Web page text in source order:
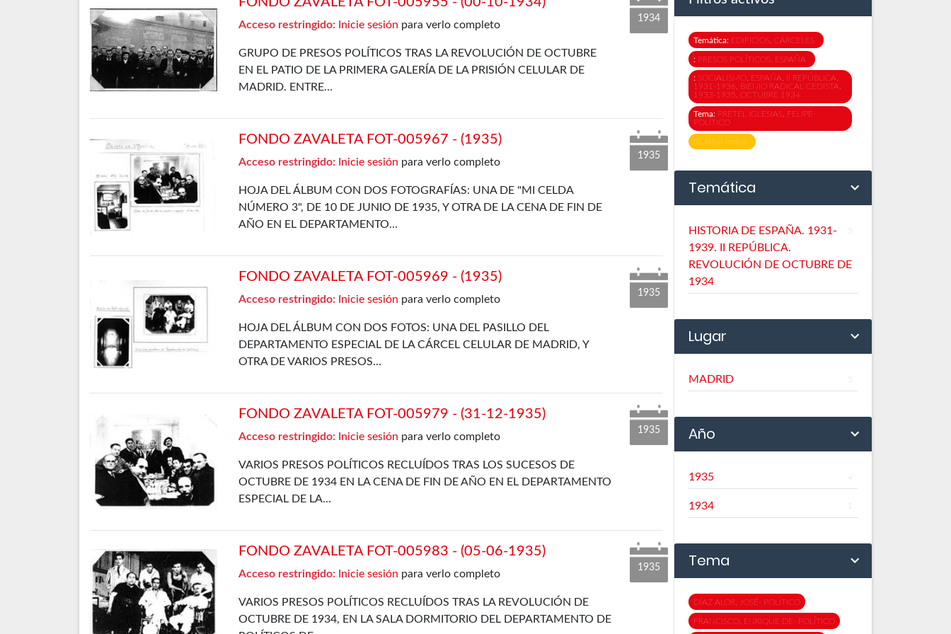
Acceso restringido: Inicie sesión para verlo completo
GRUPO DE PRESOS POLÍTICOS TRAS LA REVOLUCIÓN DE OCTUBRE
EN EL PATIO DE LA PRIMERA GALERÍA DE LA PRISIÓN CELULAR DE
MADRID. ENTRE…
1934
FONDO ZAVALETA FOT-005967 - (1935)
Acceso restringido: Inicie sesión para verlo completo
HOJA DEL ÁLBUM CON DOS FOTOGRAFÍAS: UNA DE "MI CELDA
NÚMERO 3", DE 10 DE JUNIO DE 1935, Y OTRA DE LA CENA DE FIN DE
AÑO EN EL DEPARTAMENTO…
1935
FONDO ZAVALETA FOT-005969 - (1935)
Acceso restringido: Inicie sesión para verlo completo
HOJA DEL ÁLBUM CON DOS FOTOS: UNA DEL PASILLO DEL
DEPARTAMENTO ESPECIAL DE LA CÁRCEL CELULAR DE MADRID, Y
OTRA DE VARIOS PRESOS…
1935
FONDO ZAVALETA FOT-005979 - (31-12-1935)
Acceso restringido: Inicie sesión para verlo completo
VARIOS PRESOS POLÍTICOS RECLUÍDOS TRAS LOS SUCESOS DE
OCTUBRE DE 1934 EN LA CENA DE FIN DE AÑO EN EL DEPARTAMENTO
ESPECIAL DE LA…
1935
FONDO ZAVALETA FOT-005983 - (05-06-1935)
Acceso restringido: Inicie sesión para verlo completo
VARIOS PRESOS POLÍTICOS RECLUÍDOS TRAS LA REVOLUCIÓN DE
OCTUBRE DE 1934, EN LA SALA DORMITORIO DEL DEPARTAMENTO DE
1935
Temática: EDIFICIOS. CÁRCELES
: PRESOS POLÍTICOS. ESPAÑA
: SOCIALISMO. ESPAÑA. II REPÚBLICA.
1931-1936. BIENIO RADICAL CEDISTA.
1933-1935. OCTUBRE 1934
Tema: PRETEL IGLESIAS, FELIPE-
POLÍTICO
Eliminar todos
Temática
5
HISTORIA DE ESPAÑA. 1931-
1939. II REPÚBLICA.
REVOLUCIÓN DE OCTUBRE DE
1934
Lugar
5
MADRID
Año
4
1935
1
1934
Tema
DÍAZ ALOR, JOSÉ- POLÍTICO
FRANCISCO, ENRIQUE DE- POLÍTICO